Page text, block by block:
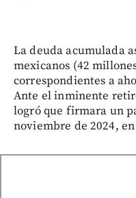
La deuda acumulada
mexicanos (42
correspondientes a
Ante el inminente
logró que firmara un
noviembre de 2024,